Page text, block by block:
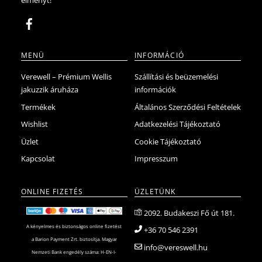
MENÜ
Verewell – Prémium Wellis
jakuzzik áruháza
Termékek
Wishlist
Üzlet
Kapcsolat
INFORMÁCIÓ
Szállítási és beüzemelési
információk
Általános Szerződési Feltételek
Adatkezelési Tájékoztató
Cookie Tájékoztató
Impresszum
ONLINE FIZETÉS
A kényelmes és biztonságos online fizetést
a Barion Payment Zrt. biztosítja. Magyar
Nemzeti Bank engedély száma: H-EN-I-
ÜZLETÜNK
2092. Budakeszi Fő út 181.
+36 70 546 2391
info@vereswell.hu